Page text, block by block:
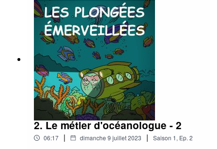
2. Le métier d'océanologue - 2
06:17 | dimanche 9 juillet 2023 | Saison 1, Ep. 2